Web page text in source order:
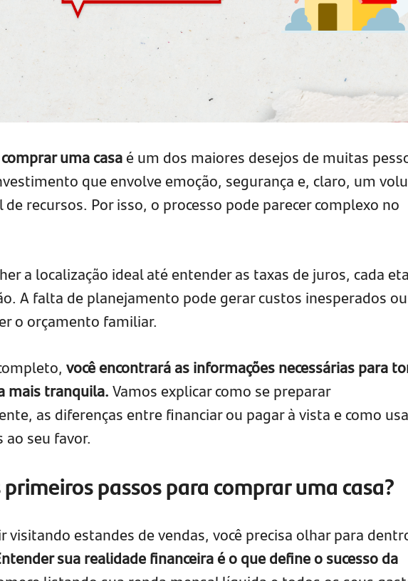
uma casaé um dos maiores desejos de muitas
que envolve emoção, segurança e, claro, um
de recursos. Por isso, o processo pode parecer complexo no
a localização ideal até entender as taxas de juros, cada
A falta de planejamento pode gerar custos inesperados ou
o orçamento familiar.
você encontrará as informações necessárias para
mais tranquila.Vamos explicar como se preparar
as diferenças entre financiar ou pagar à vista e como
seu favor.
passos para comprar uma casa?
visitando estandes de vendas, você precisa olhar para
sua realidade financeira é o que define o sucesso da